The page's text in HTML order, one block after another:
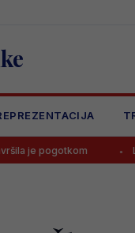
Leeds od 15